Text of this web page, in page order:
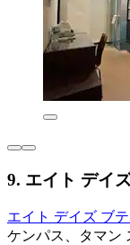
9. エイト デイ
エイト デイズ ブ
ケンパス、タマン